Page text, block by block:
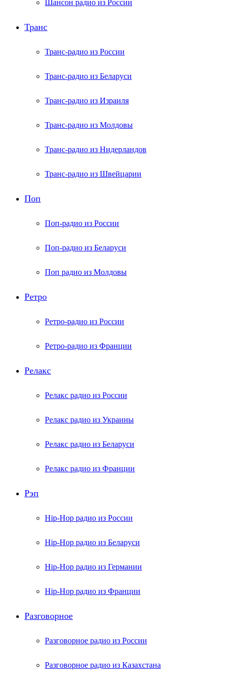
Шансон радио из России
Транс
Транс-радио из России
Транс-радио из Беларуси
Транс-радио из Израиля
Транс-радио из Молдовы
Транс-радио из Нидерландов
Транс-радио из Швейцарии
Поп
Поп-радио из России
Поп-радио из Беларуси
Поп радио из Молдовы
Ретро
Ретро-радио из России
Ретро-радио из Франции
Релакс
Релакс радио из России
Релакс радио из Украины
Релакс радио из Беларуси
Релакс радио из Франции
Рэп
Hip-Hop радио из России
Hip-Hop радио из Беларуси
Hip-Hop радио из Германии
Hip-Hop радио из Франции
Разговорное
Разговорное радио из России
Разговорное радио из Казахстана